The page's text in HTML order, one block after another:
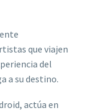
que viajen
del
a su destino.
actúa en